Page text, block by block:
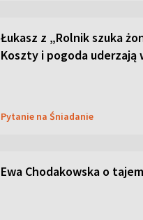
Łukasz z „Rolnik szuka
Koszty i pogoda uderzają
Pytanie na Śniadanie
Ewa Chodakowska o